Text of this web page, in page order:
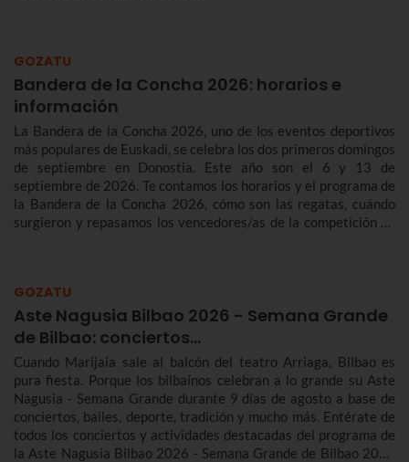
GOZATU
Bandera de la Concha 2026: horarios e
información
La Bandera de la Concha 2026, uno de los eventos deportivos
más populares de Euskadi, se celebra los dos primeros domingos
de septiembre en Donostia. Este año son el 6 y 13 de
septiembre de 2026. Te contamos los horarios y el programa de
la Bandera de la Concha 2026, cómo son las regatas, cuándo
surgieron y repasamos los vencedores/as de la competición de
GOZATU
Aste Nagusia Bilbao 2026 - Semana Grande
de Bilbao: conciertos…
Cuando Marijaia sale al balcón del teatro Arriaga, Bilbao es
pura fiesta. Porque los bilbaínos celebran a lo grande su Aste
Nagusia - Semana Grande durante 9 días de agosto a base de
conciertos, bailes, deporte, tradición y mucho más. Entérate de
todos los conciertos y actividades destacadas del programa de
la Aste Nagusia Bilbao 2026 - Semana Grande de Bilbao 2026